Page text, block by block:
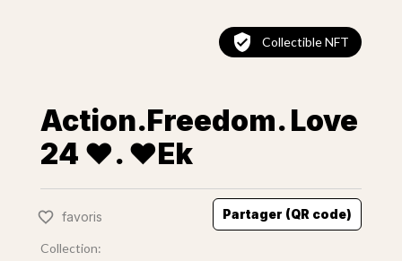
Collectible NFT
Action.Freedom. Love
24 ❤️. ♥Ek
favoris Partager (QR code)
Collection: